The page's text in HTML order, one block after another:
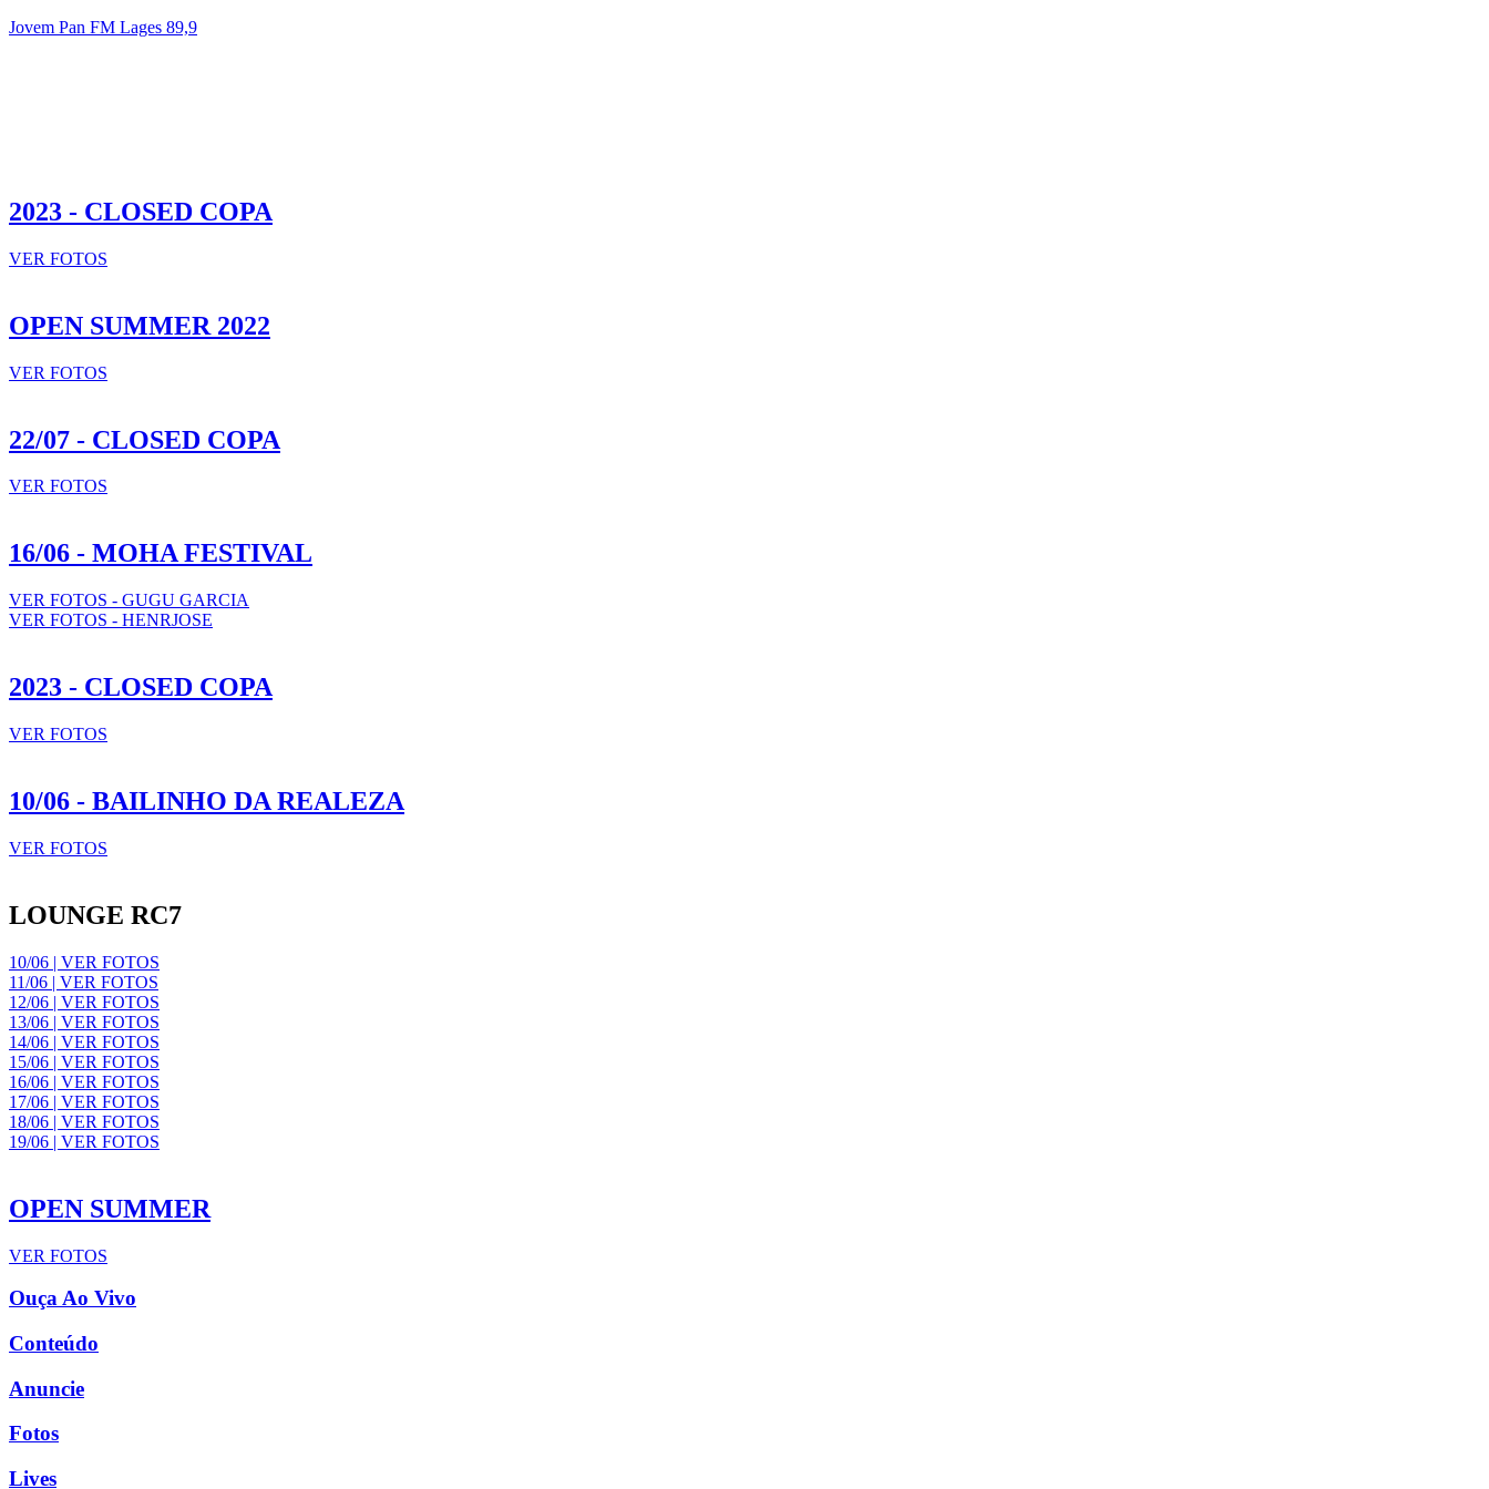
Jovem Pan FM Lages 89,9
2023 - CLOSED COPA
VER FOTOS
OPEN SUMMER 2022
VER FOTOS
22/07 - CLOSED COPA
VER FOTOS
16/06 - MOHA FESTIVAL
VER FOTOS - GUGU GARCIA
VER FOTOS - HENRJOSE
2023 - CLOSED COPA
VER FOTOS
10/06 - BAILINHO DA REALEZA
VER FOTOS
LOUNGE RC7
10/06 | VER FOTOS
11/06 | VER FOTOS
12/06 | VER FOTOS
13/06 | VER FOTOS
14/06 | VER FOTOS
15/06 | VER FOTOS
16/06 | VER FOTOS
17/06 | VER FOTOS
18/06 | VER FOTOS
19/06 | VER FOTOS
OPEN SUMMER
VER FOTOS
Ouça Ao Vivo
Conteúdo
Anuncie
Fotos
Lives